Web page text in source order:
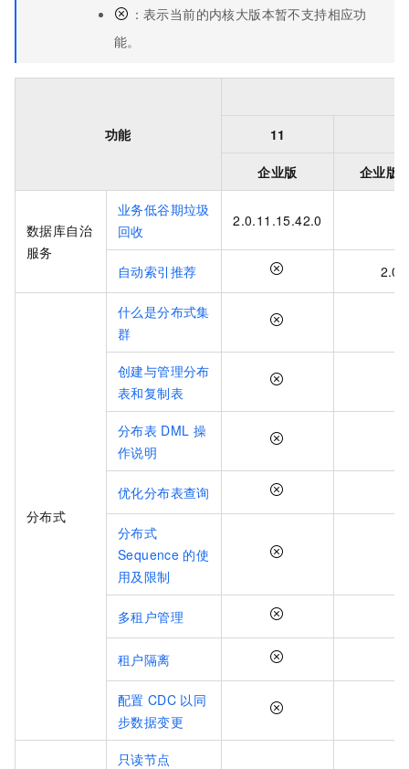
：表示当前的内核大版本暂不支持相应功
能。
功能 11
企业版 企业版
数据库自治
服务
业务低谷期垃圾
回收
2.0.11.15.42.0
自动索引推荐
分布式
什么是分布式集
群
创建与管理分布
表和复制表
分布表 DML 操
作说明
优化分布表查询
分布式
Sequence 的使
用及限制
多租户管理
租户隔离
配置 CDC 以同
步数据变更
只读节点